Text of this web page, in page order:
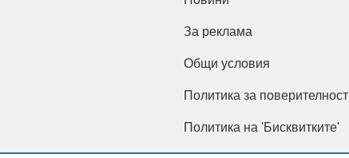
За реклама
Общи условия
Политика за поверителност
Политика на 'Бисквитките'